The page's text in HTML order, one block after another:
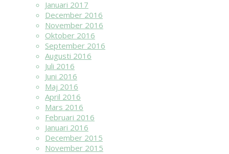
Januari 2017
December 2016
November 2016
Oktober 2016
September 2016
Augusti 2016
Juli 2016
Juni 2016
Maj 2016
April 2016
Mars 2016
Februari 2016
Januari 2016
December 2015
November 2015